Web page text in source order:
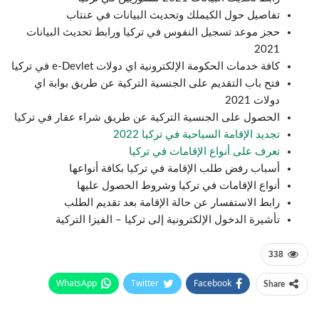
تفاصيل حول الكيملك وتحديث البيانات في عنتاب
حجز موعد تسجيل النفوس في تركيا ورابط تحديث البيانات
2021
كافة خدمات الحكومة الإلكترونية اي دولات e-Devlet في تركيا
فتح باب التقديم على الجنسية التركية عن طريق بوابة اي
دولات 2021
الحصول على الجنسية التركية عن طريق شراء عقار في تركيا
تجديد الإقامة السياحية في تركيا 2022
تعرف على أنواع الإقامات في تركيا
أسباب رفض طلب الإقامة في تركيا بكافة أنواعها
أنواع الإقامات في تركيا وشروط الحصول عليها
رابط الاستفسار عن حالة الإقامة بعد تقديم الطلب
تأشيرة الدخول الإلكترونية إلى تركيا – الفيزا التركية
338
Share
Facebook
Twitter
WhatsApp